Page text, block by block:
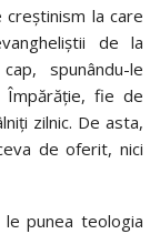
la care
de la
spunându-le
Împărăție, fie de
zilnic. De asta,
de oferit, nici
punea teologia